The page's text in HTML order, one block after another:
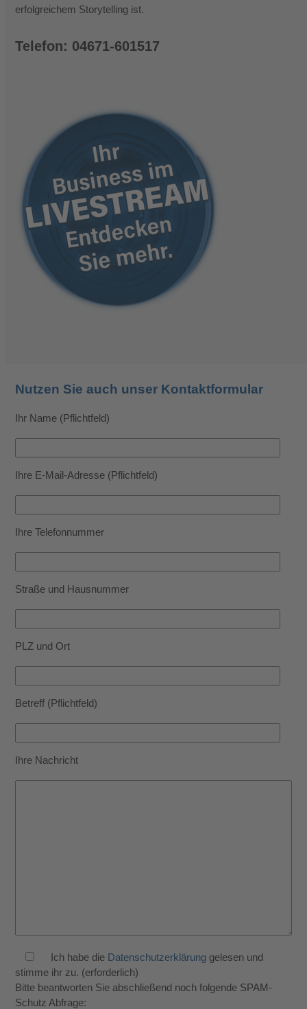
erfolgreichem Storytelling ist.
Telefon: 04671-601517
Nutzen Sie auch unser Kontaktformular
Ihr Name (Pflichtfeld)
Ihre E-Mail-Adresse (Pflichtfeld)
Ihre Telefonnummer
Straße und Hausnummer
PLZ und Ort
Betreff (Pflichtfeld)
Ihre Nachricht
Ich habe die Datenschutzerklärung gelesen und
stimme ihr zu. (erforderlich)
Bitte beantworten Sie abschließend noch folgende SPAM-
Schutz Abfrage: